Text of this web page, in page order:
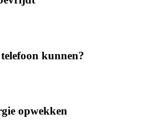
kunnen?
opwekken